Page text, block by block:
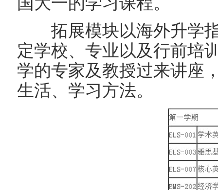
拓展模块以海外升学指
定学校、专业以及行前培
学的专家及教授过来讲座
生活、学习方法。